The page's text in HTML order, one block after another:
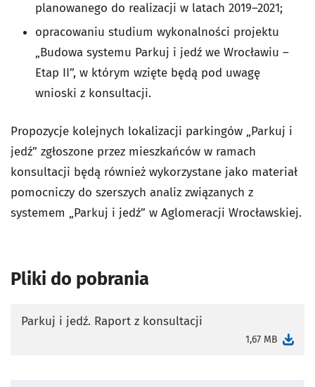
planowanego do realizacji w latach 2019–2021;
opracowaniu studium wykonalności projektu
„Budowa systemu Parkuj i jedź we Wrocławiu –
Etap II”, w którym wzięte będą pod uwagę
wnioski z konsultacji.
Propozycje kolejnych lokalizacji parkingów „Parkuj i
jedź” zgłoszone przez mieszkańców w ramach
konsultacji będą również wykorzystane jako materiał
pomocniczy do szerszych analiz związanych z
systemem „Parkuj i jedź” w Aglomeracji Wrocławskiej.
Pliki do pobrania
Parkuj i jedź. Raport z konsultacji
1,67 MB